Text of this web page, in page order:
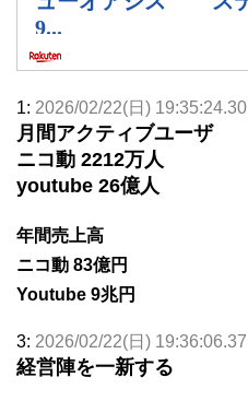
1: 2026/02/22(日) 19:35:24.30
月間アクティブユーザ
ニコ動 2212万人
youtube 26億人
年間売上高
ニコ動 83億円
Youtube 9兆円
3: 2026/02/22(日) 19:36:06.37
経営陣を一新する